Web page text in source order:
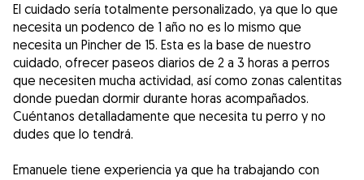
El cuidado sería totalmente personalizado, ya que lo que
necesita un podenco de 1 año no es lo mismo que
necesita un Pincher de 15. Esta es la base de nuestro
cuidado, ofrecer paseos diarios de 2 a 3 horas a perros
que necesiten mucha actividad, así como zonas calentitas
donde puedan dormir durante horas acompañados.
Cuéntanos detalladamente que necesita tu perro y no
dudes que lo tendrá.
Emanuele tiene experiencia ya que ha trabajando con